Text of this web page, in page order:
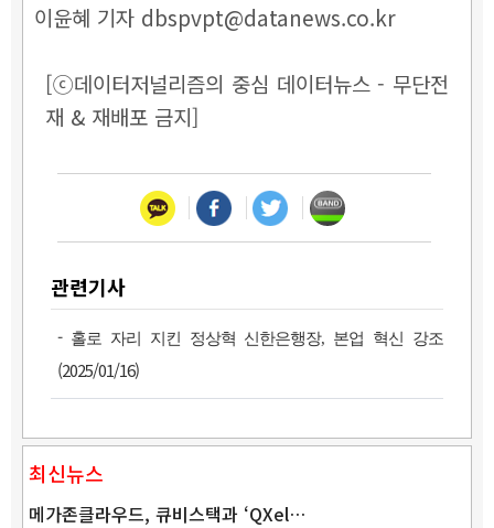
이윤혜 기자 dbspvpt@datanews.co.kr
[ⓒ데이터저널리즘의 중심 데이터뉴스 - 무단전
재 & 재배포 금지]
관련기사
- 홀로 자리 지킨 정상혁 신한은행장, 본업 혁신 강조
(2025/01/16)
최신뉴스
메가존클라우드, 큐비스택과 ‘QXel…